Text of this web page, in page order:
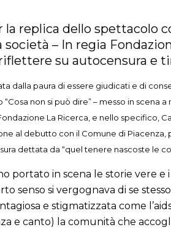
la replica dello spettacolo
– In regia
su autocensura e
dalla paura di essere giudicati e di
non si può dire” – messo in scena
La Ricerca, e nello specifico,
al debutto con il Comune di
dettata da “quel tenere nascoste le
portato in scena le storie vere e
senso si vergognava di se
e stigmatizzata come
e canto) la comunità che